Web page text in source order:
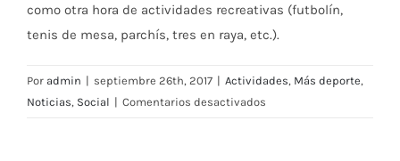
como otra hora de actividades recreativas (futbolín,
tenis de mesa, parchís, tres en raya, etc.).
Por admin | septiembre 26th, 2017 | Actividades, Más deporte,
Noticias, Social | Comentarios desactivados